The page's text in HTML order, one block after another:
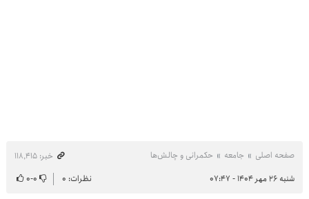
صفحه اصلی جامعه حکمرانی و چالش‌ها
خبر: ۱۱۸٬۴۱۵
شنبه ۲۶ مهر ۱۴۰۴ - ۰۷:۴۷
نظرات: ۰ ۰-۰